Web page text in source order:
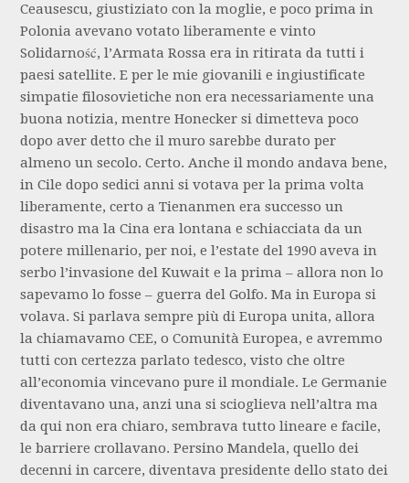
Ceausescu, giustiziato con la moglie, e poco prima in
Polonia avevano votato liberamente e vinto
Solidarność, l’Armata Rossa era in ritirata da tutti i
paesi satellite. E per le mie giovanili e ingiustificate
simpatie filosovietiche non era necessariamente una
buona notizia, mentre Honecker si dimetteva poco
dopo aver detto che il muro sarebbe durato per
almeno un secolo. Certo. Anche il mondo andava bene,
in Cile dopo sedici anni si votava per la prima volta
liberamente, certo a Tienanmen era successo un
disastro ma la Cina era lontana e schiacciata da un
potere millenario, per noi, e l’estate del 1990 aveva in
serbo l’invasione del Kuwait e la prima – allora non lo
sapevamo lo fosse – guerra del Golfo. Ma in Europa si
volava. Si parlava sempre più di Europa unita, allora
la chiamavamo CEE, o Comunità Europea, e avremmo
tutti con certezza parlato tedesco, visto che oltre
all’economia vincevano pure il mondiale. Le Germanie
diventavano una, anzi una si scioglieva nell’altra ma
da qui non era chiaro, sembrava tutto lineare e facile,
le barriere crollavano. Persino Mandela, quello dei
decenni in carcere, diventava presidente dello stato dei